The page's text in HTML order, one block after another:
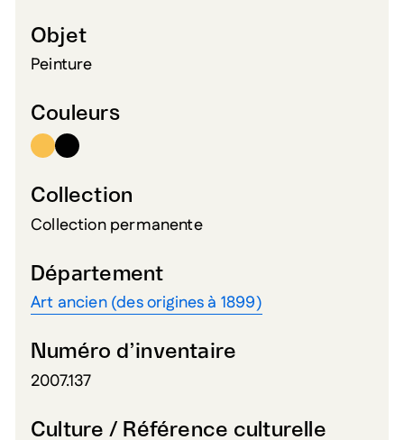
Objet
Peinture
Couleurs
Collection
Collection permanente
Département
Art ancien (des origines à 1899)
Numéro d’inventaire
2007.137
Culture / Référence culturelle